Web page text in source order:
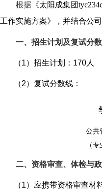
根据 《太阳成集团
工作实施方案》，并结合公司
一、 招生计划及复试分
（1） 招生计划： 170人
（2） 复试分数线：
公共
（
二、 资格审查、体检与
（1） 应携带资格审查材